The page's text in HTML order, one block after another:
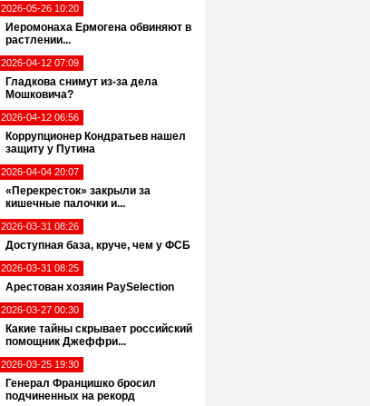
2026-05-26 10:20
Иеромонаха Ермогена обвиняют в
растлении...
2026-04-12 07:09
Гладкова снимут из-за дела
Мошковича?
2026-04-12 06:56
Коррупционер Кондратьев нашел
защиту у Путина
2026-04-04 20:07
«Перекресток» закрыли за
кишечные палочки и...
2026-03-31 08:26
Доступная база, круче, чем у ФСБ
2026-03-31 08:25
Арестован хозяин PaySelection
2026-03-27 00:30
Какие тайны скрывает российский
помощник Джеффри...
2026-03-25 19:30
Генерал Францишко бросил
подчиненных на рекорд